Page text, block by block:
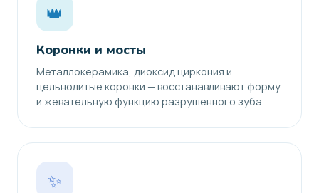
👑
Коронки и мосты
Металлокерамика, диоксид циркония и
цельнолитые коронки — восстанавливают форму
и жевательную функцию разрушенного зуба.
✨